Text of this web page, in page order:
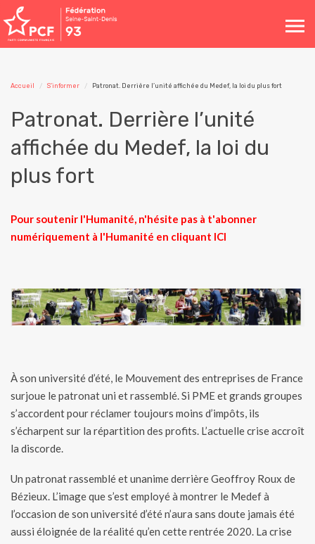
Toggle
navigation
Accueil S'informer Patronat. Derrière l’unité affichée du Medef, la loi du plus fort
Patronat. Derrière l’unité
affichée du Medef, la loi du
plus fort
Pour soutenir l'Humanité, n'hésite pas à t'abonner
numériquement à l'Humanité en cliquant ICI
À son université d’été, le Mouvement des entreprises de France
surjoue le patronat uni et rassemblé. Si PME et grands groupes
s’accordent pour réclamer toujours moins d’impôts, ils
s’écharpent sur la répartition des profits. L’actuelle crise accroît
la discorde.
Un patronat rassemblé et unanime derrière Geoffroy Roux de
Bézieux. L’image que s’est employé à montrer le Medef à
l’occasion de son université d’été n’aura sans doute jamais été
aussi éloignée de la réalité qu’en cette rentrée 2020. La crise